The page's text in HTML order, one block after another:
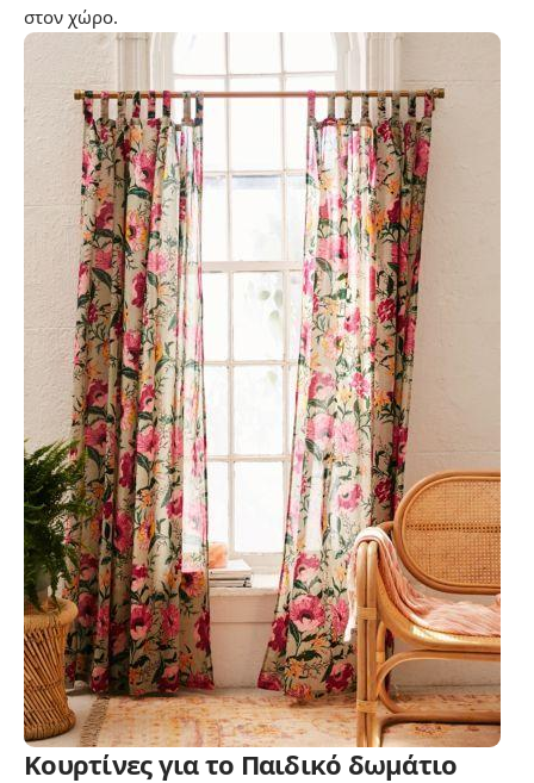
στον χώρο.
Κουρτίνες για το Παιδικό δωμάτιο